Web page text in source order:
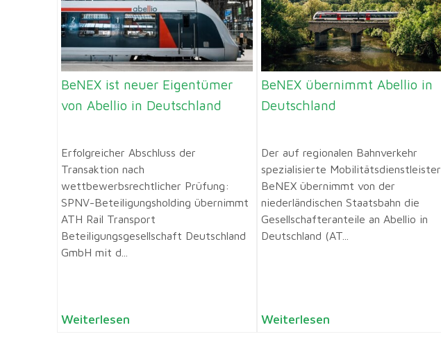
BeNEX ist neuer Eigentümer
von Abellio in Deutschland
Erfolgreicher Abschluss der
Transaktion nach
wettbewerbsrechtlicher Prüfung:
SPNV-Beteiligungsholding übernimmt
ATH Rail Transport
Beteiligungsgesellschaft Deutschland
GmbH mit d...
Weiterlesen
BeNEX übernimmt Abellio in
Deutschland
Der auf regionalen Bahnverkehr
spezialisierte Mobilitätsdienstleister
BeNEX übernimmt von der
niederländischen Staatsbahn die
Gesellschafteranteile an Abellio in
Deutschland (AT...
Weiterlesen